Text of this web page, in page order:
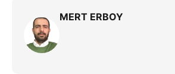
MERT ERBOY